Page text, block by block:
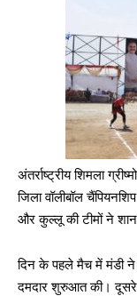
अंतर्राष्ट्रीय शिमला
जिला वॉलीबॉल
और कुल्लू की टीमों ने
दिन के पहले मैच में मंडी
दमदार शुरुआत की। दूसरे